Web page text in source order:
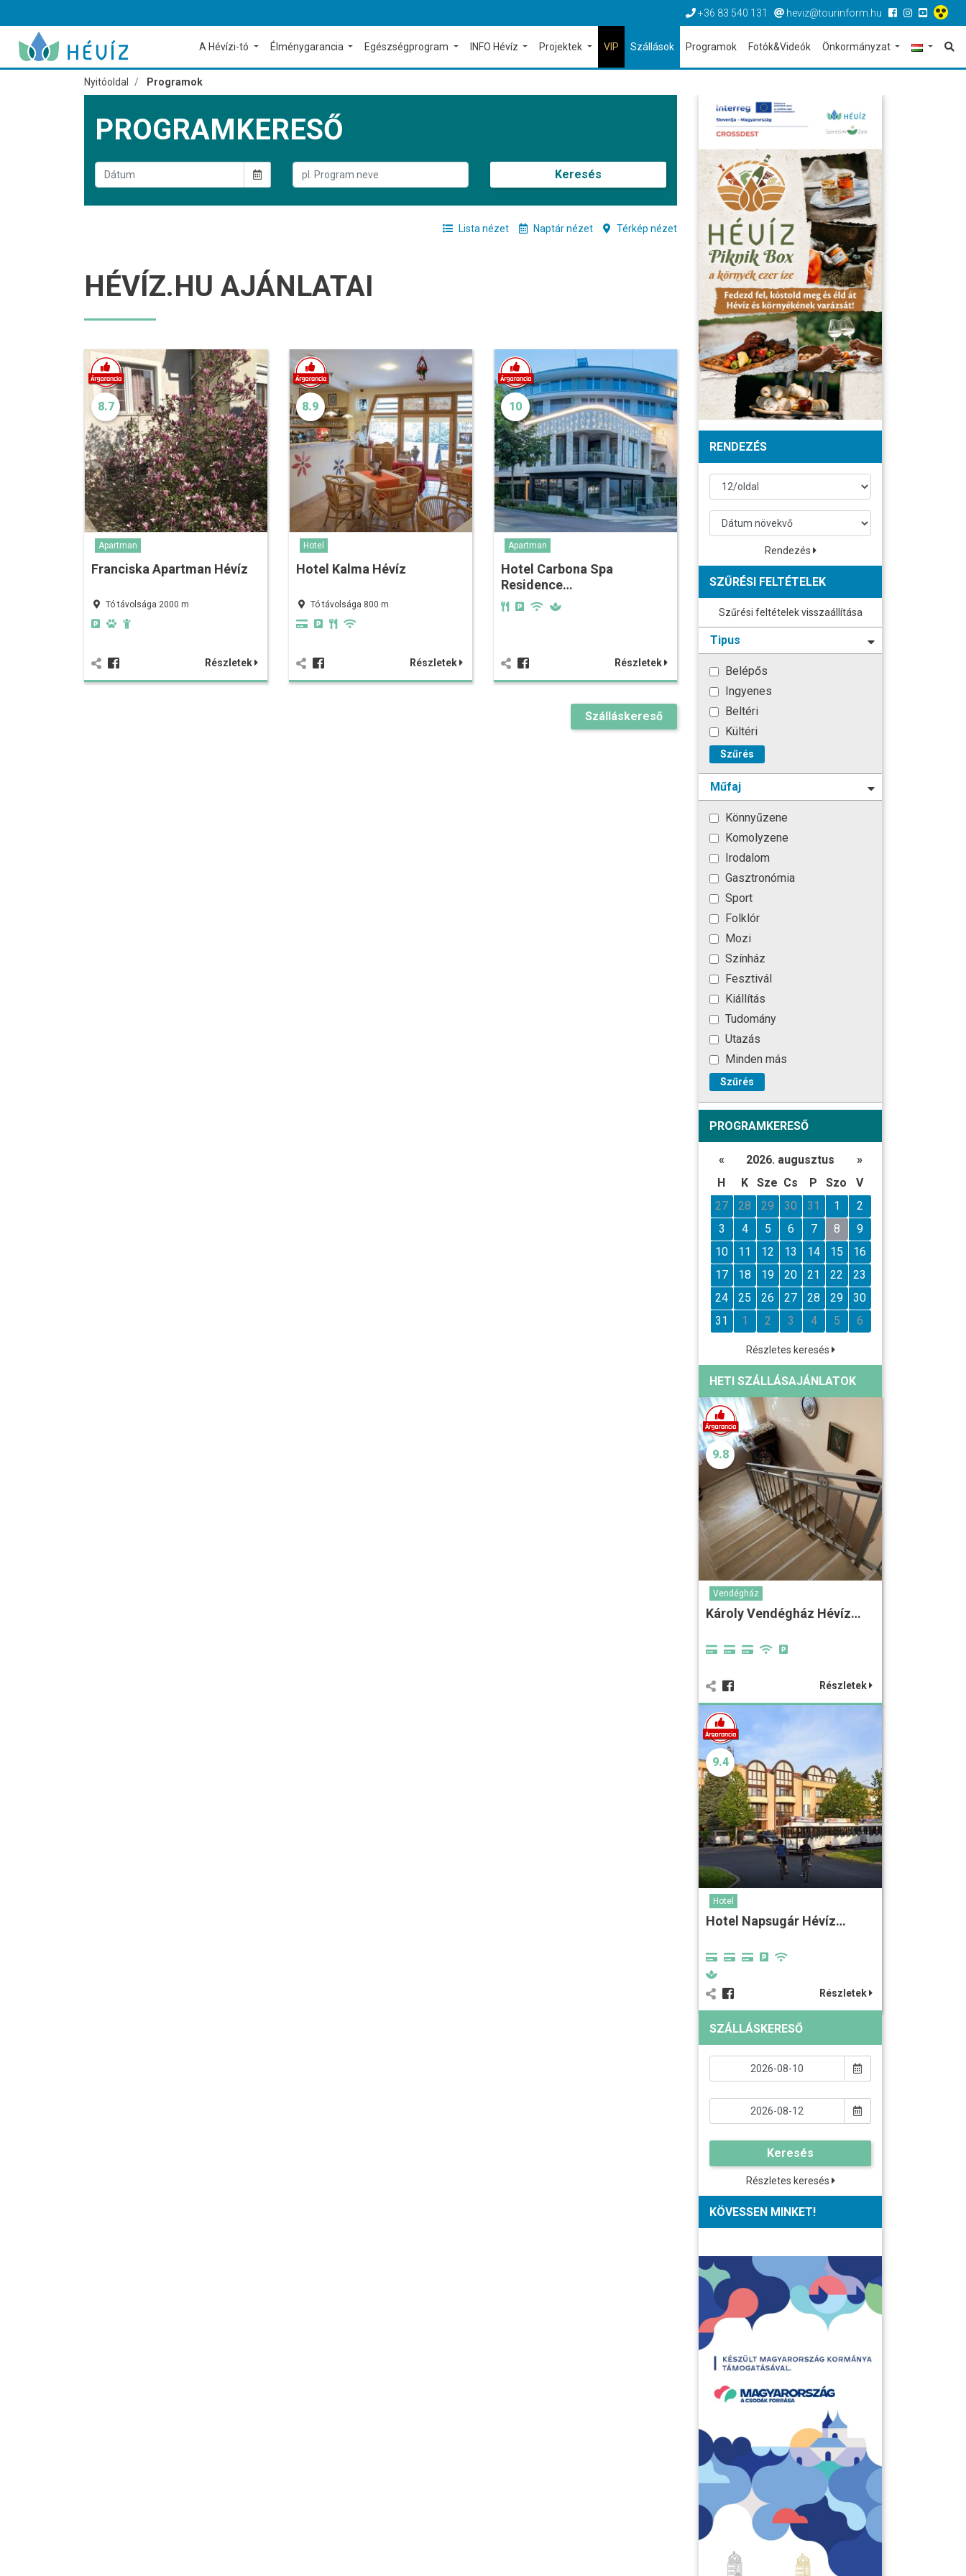
+36 83 540 131 heviz@tourinform.hu
A Hévízi-tó Élménygarancia Egészségprogram INFO Hévíz Projektek VIP Szállások Programok Fotók&Videók Önkormányzat
Nyitóoldal Programok
PROGRAMKERESŐ
Keresés
Lista nézet Naptár nézet Térkép nézet
HÉVÍZ.HU AJÁNLATAI
8.7
Apartman
Franciska Apartman Hévíz
Tó távolsága 2000 m
Részletek
8.9
Hotel
Hotel Kalma Hévíz
Tó távolsága 800 m
Részletek
10
Apartman
Hotel Carbona Spa
Residence…
Részletek
Szálláskereső
RENDEZÉS
Rendezés
SZŰRÉSI FELTÉTELEK
Szűrési feltételek visszaállítása
Tipus
Belépős
Ingyenes
Beltéri
Kültéri
Szűrés
Műfaj
Könnyűzene
Komolyzene
Irodalom
Gasztronómia
Sport
Folklór
Mozi
Színház
Fesztivál
Kiállítás
Tudomány
Utazás
Minden más
Szűrés
PROGRAMKERESŐ
« 2026. augusztus
»
H
K Sze Cs P Szo
V
27
28 29 30 31 1
2
3
4 5 6 7 8
9
10
11 12 13 14 15
16
17
18 19 20 21 22
23
24
25 26 27 28 29
30
31
1 2 3 4 5 6
Részletes keresés
HETI SZÁLLÁSAJÁNLATOK
9.8
Vendégház
Károly Vendégház Hévíz…
Részletek
9.4
Hotel
Hotel Napsugár Hévíz…
Részletek
SZÁLLÁSKERESŐ
Keresés
Részletes keresés
KÖVESSEN MINKET!